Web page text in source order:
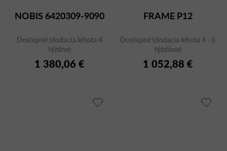
NOBIS 6420309-9090
Dostupné (dodacia lehota 4
týždne)
1 380,06 €
FRAME P12
Dostupné (dodacia lehota 4 - 6
týždňov)
1 052,88 €